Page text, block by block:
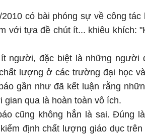
có bài phóng sự về công tác
với tựa đề chút ít... khiêu khích:
người, đặc biệt là những người
lượng ở các trường đại học
gần như đã kết luận rằng
qua là hoàn toàn vô ích.
cũng không hẳn là sai. Đúng
định chất lượng giáo dục trên